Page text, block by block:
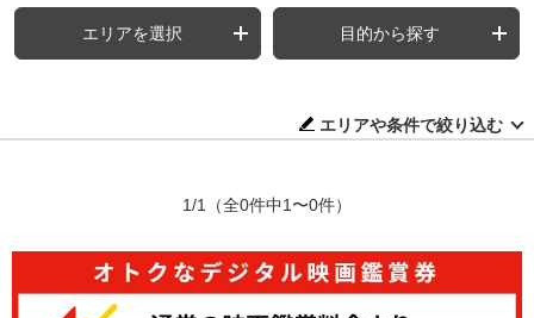
エリアを選択 目的から探す
エリアや条件で絞り込む
1/1 （全0件中1〜0件）